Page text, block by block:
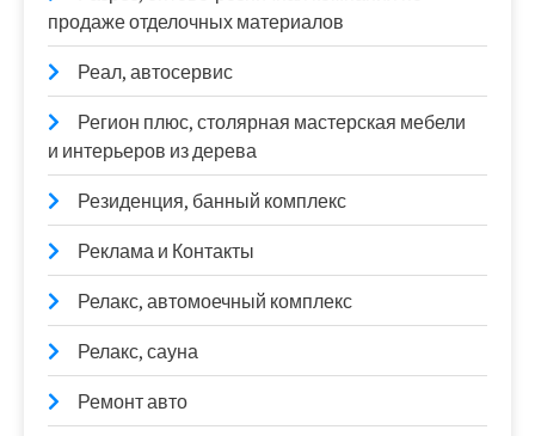
продаже отделочных материалов
Реал, автосервис
Регион плюс, столярная мастерская мебели
и интерьеров из дерева
Резиденция, банный комплекс
Реклама и Контакты
Релакс, автомоечный комплекс
Релакс, сауна
Ремонт авто